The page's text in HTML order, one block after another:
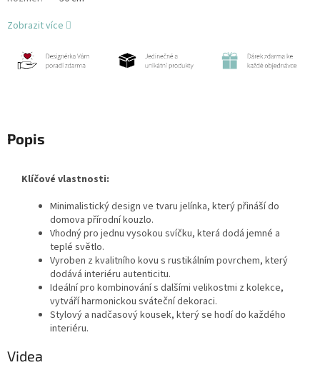
Zobrazit více
Popis
Klíčové vlastnosti:
Minimalistický design ve tvaru jelínka, který přináší do
domova přírodní kouzlo.
Vhodný pro jednu vysokou svíčku, která dodá jemné a
teplé světlo.
Vyroben z kvalitního kovu s rustikálním povrchem, který
dodává interiéru autenticitu.
Ideální pro kombinování s dalšími velikostmi z kolekce,
vytváří harmonickou sváteční dekoraci.
Stylový a nadčasový kousek, který se hodí do každého
interiéru.
Videa